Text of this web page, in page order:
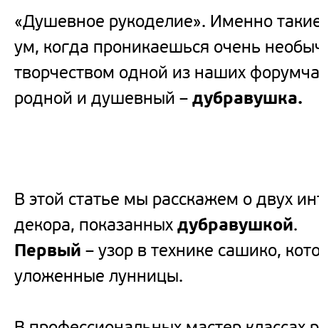
«Душевное рукоделие». Именно
ум, когда проникаешься очень
творчеством одной из наших
родной и душевный – дубравушка.
В этой статье мы расскажем о двух
декора, показанных дубравушкой.
Первый – узор в технике сашико,
уложенные лунницы.